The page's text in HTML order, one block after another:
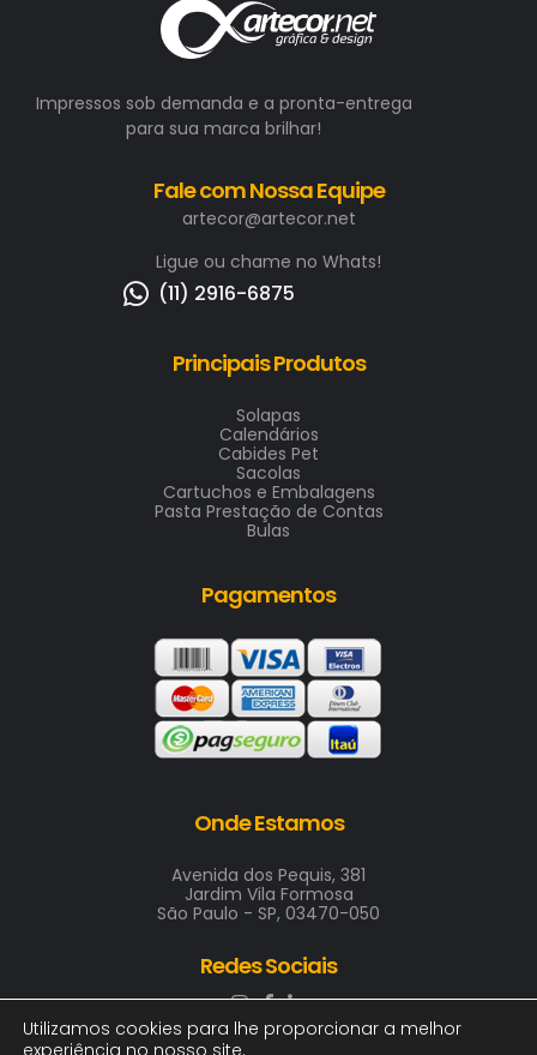
Impressos sob demanda e a pronta-entrega
para sua marca brilhar!
Fale com Nossa Equipe
artecor@artecor.net
Ligue ou chame no Whats!
(11) 2916-6875
Principais Produtos
Solapas
Calendários
Cabides Pet
Sacolas
Cartuchos e Embalagens
Pasta Prestação de Contas
Bulas
Pagamentos
Onde Estamos
Avenida dos Pequis, 381
Jardim Vila Formosa
São Paulo - SP, 03470-050
Redes Sociais
Utilizamos cookies para lhe proporcionar a melhor
experiência no nosso site.